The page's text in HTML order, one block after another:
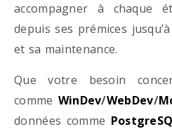
accompagner à chaque
depuis ses prémices
et sa maintenance.
Que votre besoin
comme WinDev/WebDev/
données comme